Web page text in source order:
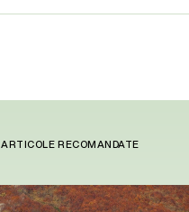
ARTICOLE RECOMANDATE